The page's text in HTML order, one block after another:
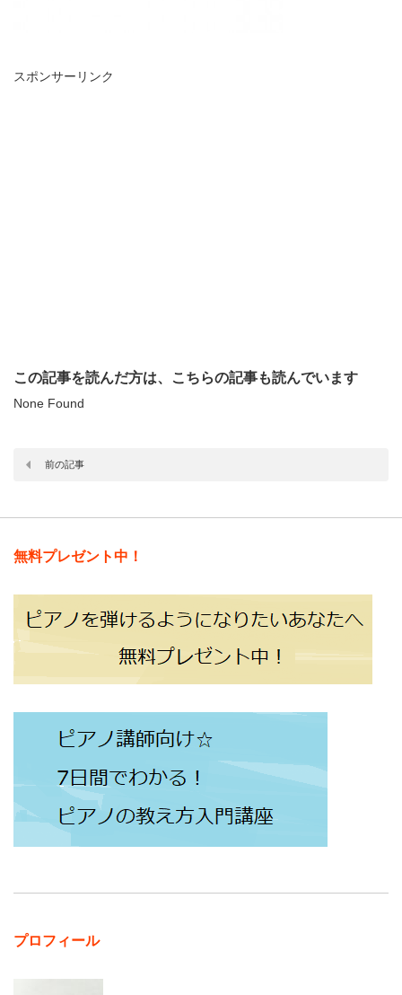
スポンサーリンク
この記事を読んだ方は、こちらの記事も読んでいます
None Found
前の記事
無料プレゼント中！
プロフィール